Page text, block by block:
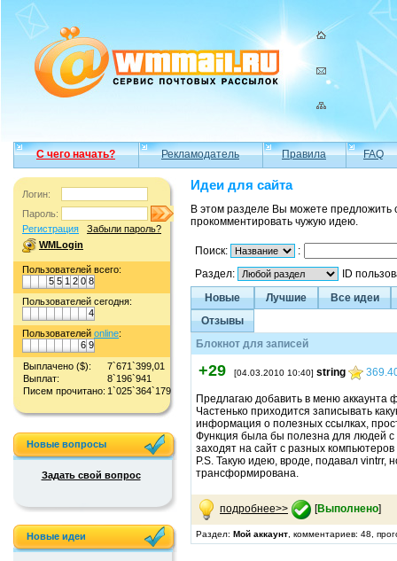
С чего начать? Рекламодатель Правила FAQ
Логин:
Пароль:
Регистрация
Забыли пароль?
WMLogin
Пользователей всего:
5 5 1 2 0 8
Пользователей сегодня:
4
Пользователей online:
6 9
Выплачено ($):
7`671`399,01
Выплат:
8`196`941
Писем прочитано: 1`025`364`179
Новые вопросы
Задать свой вопрос
Новые идеи
Идеи для сайта
В этом разделе Вы можете
прокомментировать чужую идею.
Поиск:
:
Раздел:
ID
Новые
Лучшие
Все идеи
Отзывы
Блокнот для записей
+29 [04.03.2010 10:40] string
Предлагаю добавить в меню аккаунта
Частенько приходится записывать
информация о полезных ссылках,
Функция была бы полезна для людей
заходят на сайт с разных
P.S. Такую идею, вроде, подавал vintrr,
трансформирована.
подробнее>> [Выполнено]
Раздел: Мой аккаунт , комментариев: 48,